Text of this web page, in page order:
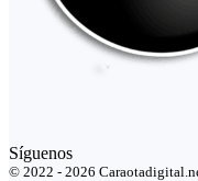
Síguenos
© 2022 - 2026